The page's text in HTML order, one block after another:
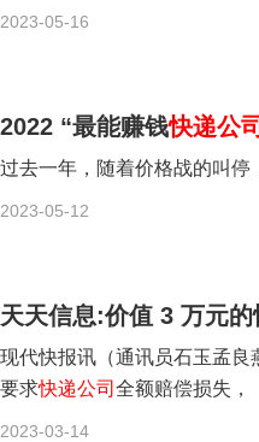
2023-05-16
2022 “最能赚钱快递公司
过去一年，随着价格战的叫
2023-05-12
天天信息:价值 3 万元
现代快报讯（通讯员石玉孟
要求快递公司 全额赔偿损失，
2023-03-14